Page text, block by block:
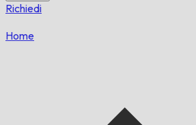
Richiedi
Home